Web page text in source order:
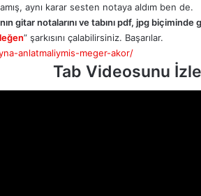
aynı karar sesten notaya aldım ben de.
gitar notalarını ve tabını pdf, jpg
” şarkısını çalabilirsiniz. Başarılar.
anlatmaliymis-meger-akor/
Tab Videosunu İzle